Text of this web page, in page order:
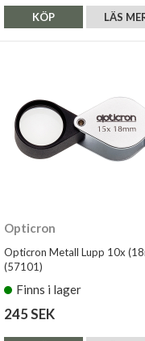
LÄS
KÖP
Opticron
Opticron Metall Lupp 10x
(57101)
Finns i lager
245 SEK